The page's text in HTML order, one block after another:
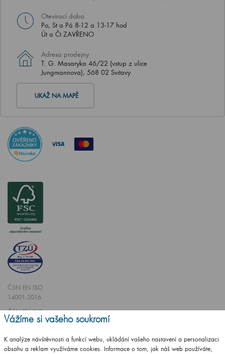
Otevírací doba
Po, St a Pá 8-12 a 13-17 hod
Út a Čt ZAVŘENO
Adresa prodejny
T. G. Masaryka 46/22 (vstup z ulice
Jungmannova), 568 02 Svitavy
UKAŽ NA MAPĚ
ČSN EN ISO
14001:2016
ČSN EN ISO
9001:2016
Vážíme si vašeho soukromí
K analýze návštěvnosti a funkcí webu, ukládání vašeho nastavení a personalizaci
obsahu a reklam využíváme cookies. Informace o tom, jak náš web používáte,